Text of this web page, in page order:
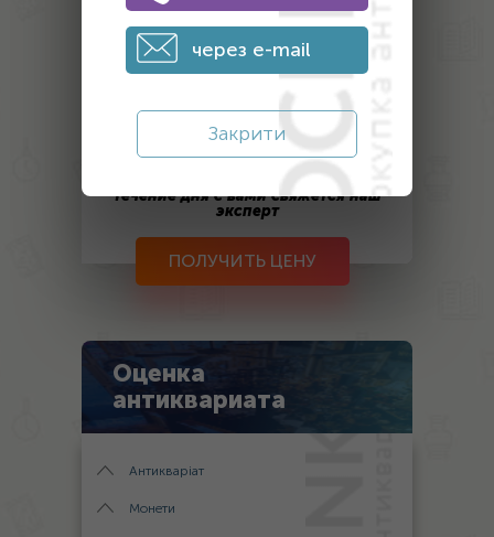
После отправки заявки на оценку, в
течение дня с вами свяжется наш
эксперт
ПОЛУЧИТЬ ЦЕНУ
Оценка
антиквариата
Антикваріат
Монети
через e-mail
Закрити